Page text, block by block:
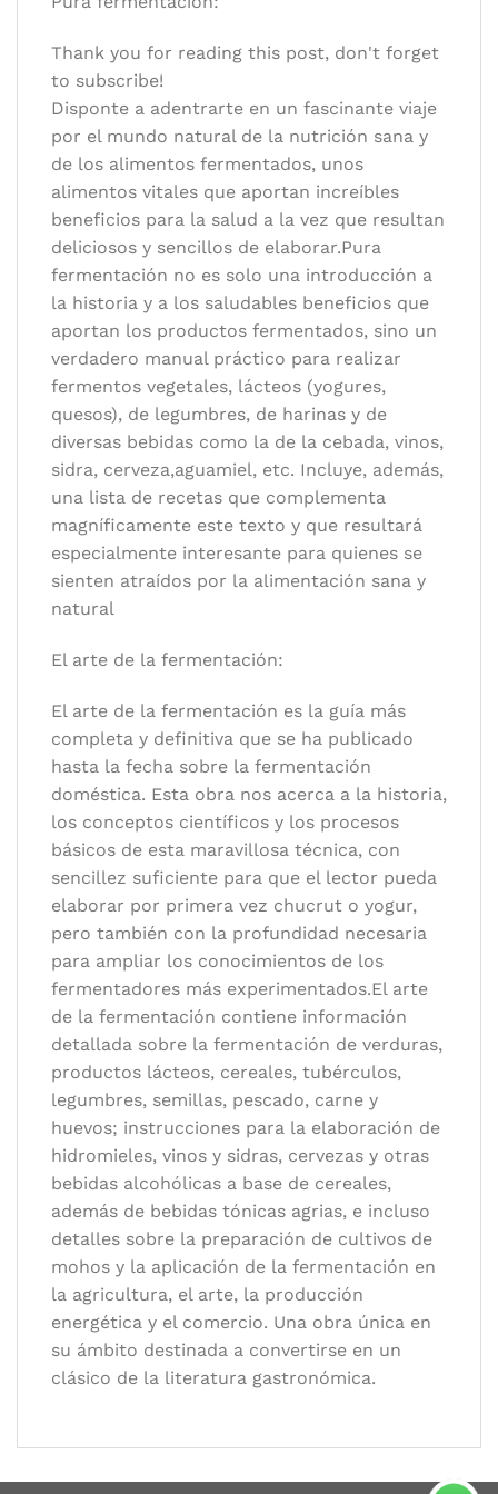
Idioma:Español
Thank you for reading this post, don't forget
to subscribe!
Disponte a adentrarte en un fascinante viaje
por el mundo natural de la nutrición sana y
de los alimentos fermentados, unos
alimentos vitales que aportan increíbles
beneficios para la salud a la vez que resultan
deliciosos y sencillos de elaborar.Pura
fermentación no es solo una introducción a
la historia y a los saludables beneficios que
aportan los productos fermentados, sino un
verdadero manual práctico para realizar
fermentos vegetales, lácteos (yogures,
quesos), de legumbres, de harinas y de
diversas bebidas como la de la cebada, vinos,
sidra, cerveza,aguamiel, etc. Incluye, además,
una lista de recetas que complementa
magníficamente este texto y que resultará
especialmente interesante para quienes se
sienten atraídos por la alimentación sana y
natural
El arte de la fermentación:
El arte de la fermentación es la guía más
completa y definitiva que se ha publicado
hasta la fecha sobre la fermentación
doméstica. Esta obra nos acerca a la historia,
los conceptos científicos y los procesos
básicos de esta maravillosa técnica, con
sencillez suficiente para que el lector pueda
elaborar por primera vez chucrut o yogur,
pero también con la profundidad necesaria
para ampliar los conocimientos de los
fermentadores más experimentados.El arte
de la fermentación contiene información
detallada sobre la fermentación de verduras,
productos lácteos, cereales, tubérculos,
legumbres, semillas, pescado, carne y
huevos; instrucciones para la elaboración de
hidromieles, vinos y sidras, cervezas y otras
bebidas alcohólicas a base de cereales,
además de bebidas tónicas agrias, e incluso
detalles sobre la preparación de cultivos de
mohos y la aplicación de la fermentación en
la agricultura, el arte, la producción
energética y el comercio. Una obra única en
su ámbito destinada a convertirse en un
clásico de la literatura gastronómica.